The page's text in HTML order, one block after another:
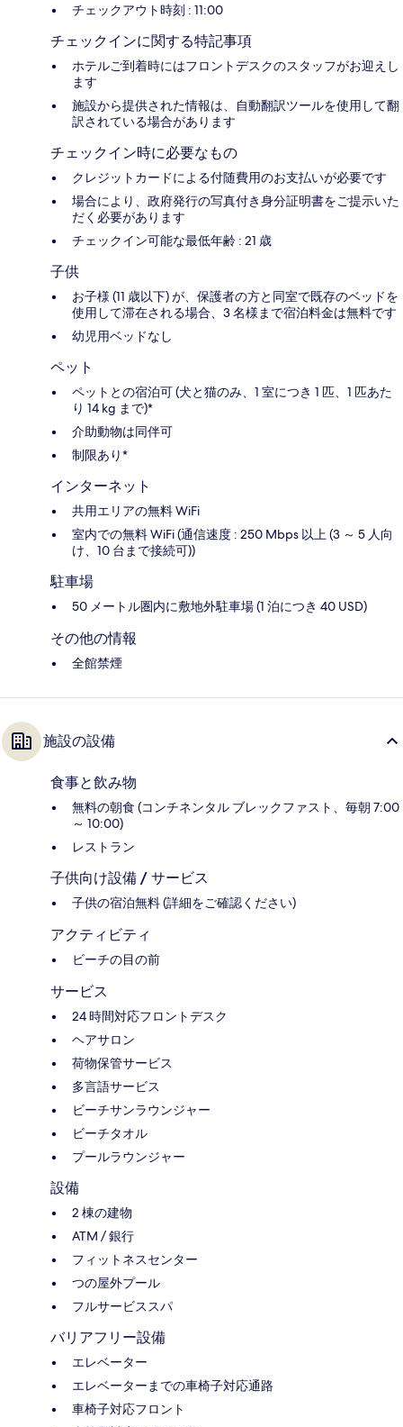
チェックアウト時刻 : 11:00
チェックインに関する特記事項
ホテルご到着時にはフロントデスクのスタッフがお迎えし
ます
施設から提供された情報は、自動翻訳ツールを使用して翻
訳されている場合があります
チェックイン時に必要なもの
クレジットカードによる付随費用のお支払いが必要です
場合により、政府発行の写真付き身分証明書をご提示いた
だく必要があります
チェックイン可能な最低年齢 : 21 歳
子供
お子様 (11 歳以下) が、保護者の方と同室で既存のベッドを
使用して滞在される場合、3 名様まで宿泊料金は無料です
幼児用ベッドなし
ペット
ペットとの宿泊可 (犬と猫のみ、1 室につき 1 匹、1 匹あた
り 14 kg まで)*
介助動物は同伴可
制限あり*
インターネット
共用エリアの無料 WiFi
室内での無料 WiFi (通信速度 : 250 Mbps 以上 (3 ～ 5 人向
け、10 台まで接続可))
駐車場
50 メートル圏内に敷地外駐車場 (1 泊につき 40 USD)
その他の情報
全館禁煙
施設の設備
食事と飲み物
無料の朝食 (コンチネンタル ブレックファスト、毎朝 7:00
～ 10:00)
レストラン
子供向け設備 / サービス
子供の宿泊無料 (詳細をご確認ください)
アクティビティ
ビーチの目の前
サービス
24 時間対応フロントデスク
ヘアサロン
荷物保管サービス
多言語サービス
ビーチサンラウンジャー
ビーチタオル
プールラウンジャー
設備
2 棟の建物
ATM / 銀行
フィットネスセンター
つの屋外プール
フルサービススパ
バリアフリー設備
エレベーター
エレベーターまでの車椅子対応通路
車椅子対応フロント